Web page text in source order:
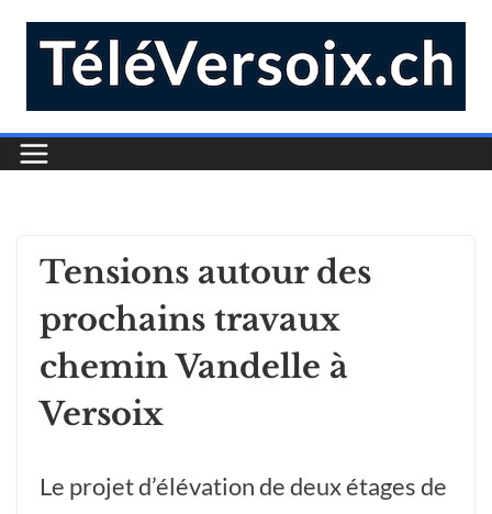
Tensions autour des
prochains travaux
chemin Vandelle à
Versoix
Le projet d’élévation de deux étages de